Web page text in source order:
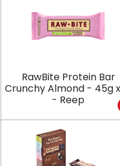
RawBite Protein Bar
Crunchy Almond - 45g x
- Reep